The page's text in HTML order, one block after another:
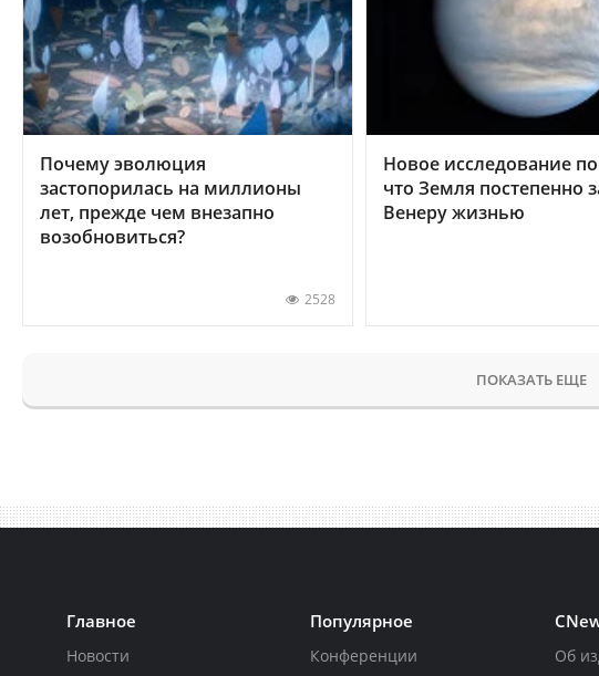
Почему эволюция
застопорилась на миллионы
лет, прежде чем внезапно
возобновиться?
2528
Новое исследование
что Земля постепенно
Венеру жизнью
ПОКАЗАТЬ ЕЩЕ
Главное
Новости
Популярное
Конференции
Об